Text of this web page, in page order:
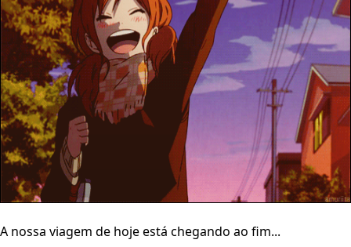
A nossa viagem de hoje está chegando ao fim...